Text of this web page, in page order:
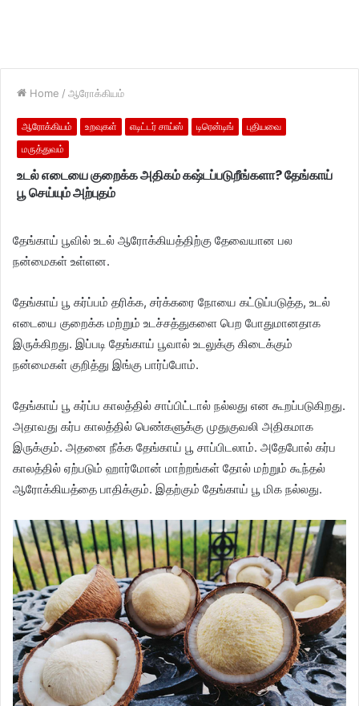
Home / ஆரோக்கியம்
ஆரோக்கியம் உறவுகள் எடிட்டர் சாய்ஸ் டிரென்டிங்
புதியவை
மருத்துவம்
உடல் எடையை குறைக்க அதிகம் கஷ்டப்படுறீங்களா? தேங்காய்
பூ செய்யும் அற்புதம்
தேங்காய் பூவில் உடல் ஆரோக்கியத்திற்கு தேவையான பல
நன்மைகள் உள்ளன.
தேங்காய் பூ கர்ப்பம் தரிக்க, சர்க்கரை நோயை கட்டுப்படுத்த, உடல்
எடையை குறைக்க மற்றும் உடச்சத்துகளை பெற போதுமானதாக
இருக்கிறது. இப்படி தேங்காய் பூவால் உடலுக்கு கிடைக்கும்
நன்மைகள் குறித்து இங்கு பார்ப்போம்.
தேங்காய் பூ கர்ப்ப காலத்தில் சாப்பிட்டால் நல்லது என கூறப்படுகிறது.
அதாவது கர்ப காலத்தில் பெண்களுக்கு முதுகுவலி அதிகமாக
இருக்கும். அதனை நீக்க தேங்காய் பூ சாப்பிடலாம். அதேபோல் கர்ப
காலத்தில் ஏற்படும் ஹார்மோன் மாற்றங்கள் தோல் மற்றும் கூந்தல்
ஆரோக்கியத்தை பாதிக்கும். இதற்கும் தேங்காய் பூ மிக நல்லது.